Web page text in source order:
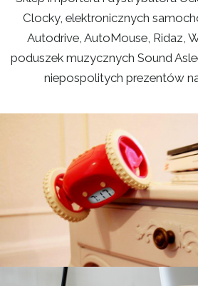
Clocky, elektronicznych
Autodrive, AutoMouse, Ridaz,
poduszek muzycznych Sound
niepospolitych prezentów